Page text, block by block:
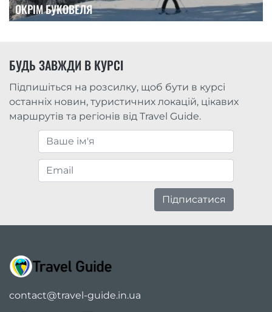
ОКРІМ БУКОВЕЛЯ
БУДЬ ЗАВЖДИ В КУРСІ
Підпишіться на розсилку, щоб бути в курсі
останніх новин, туристичних локацій, цікавих
маршрутів та регіонів від Travel Guide.
Підписатися
contact@travel-guide.in.ua